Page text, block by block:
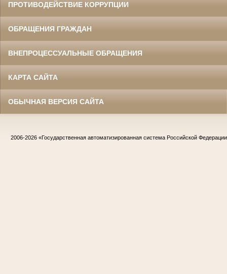
ПРОТИВОДЕЙСТВИЕ КОРРУПЦИИ
ОБРАЩЕНИЯ ГРАЖДАН
ВНЕПРОЦЕССУАЛЬНЫЕ ОБРАЩЕНИЯ
КАРТА САЙТА
ОБЫЧНАЯ ВЕРСИЯ САЙТА
2006-2026 «Государственная автоматизированная система Российской